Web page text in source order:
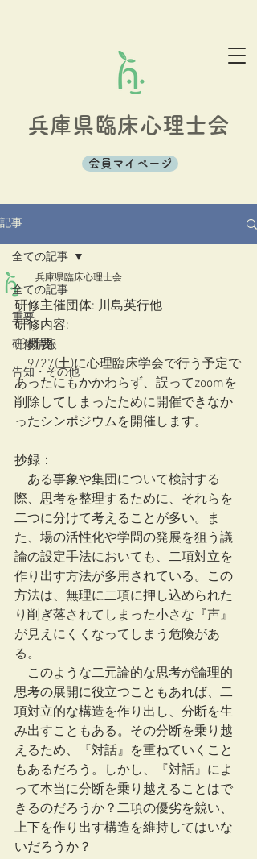
兵庫県臨床心理士会
会員マイページ
記事
全ての記事
重要
研修情報
告知・その他
全ての記事
兵庫県臨床心理士会
研修主催団体: 川島英行他
研修内容:
〇概要
9/27(土)に心理臨床学会で行う予定で
あったにもかかわらず、誤ってzoomを
削除してしまったために開催できなか
ったシンポジウムを開催します。
抄録：
ある事象や集団について検討する
際、思考を整理するために、それらを
二つに分けて考えることが多い。ま
た、場の活性化や学問の発展を狙う議
論の設定手法においても、二項対立を
作り出す方法が多用されている。この
方法は、無理に二項に押し込められた
り削ぎ落されてしまった小さな『声』
が見えにくくなってしまう危険があ
る。
このような二元論的な思考が論理的
思考の展開に役立つこともあれば、二
項対立的な構造を作り出し、分断を生
み出すこともある。その分断を乗り越
えるため、『対話』を重ねていくこと
もあるだろう。しかし、『対話』によ
って本当に分断を乗り越えることはで
きるのだろうか？二項の優劣を競い、
上下を作り出す構造を維持してはいな
いだろうか？